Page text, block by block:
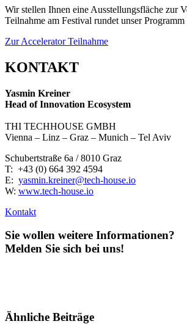
Wir stellen Ihnen eine Ausstellungsfläche zur
Teilnahme am Festival rundet unser
Zur Accelerator Teilnahme
KONTAKT
Yasmin Kreiner
Head of Innovation Ecosystem
THI TECHHOUSE GMBH
Vienna – Linz – Graz – Munich – Tel Aviv
Schubertstraße 6a / 8010 Graz
T: +43 (0) 664 392 4594
E: yasmin.kreiner@tech-house.io
W: www.tech-house.io
Kontakt
Sie wollen weitere Informationen?
Melden Sie sich bei uns!
Ähnliche Beiträge